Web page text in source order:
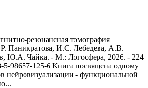
резонансная томография
Паникратова, И.С. Лебедева, А.В.
Ю.А. Чайка. - М.: Логосфера, 2026. - 224
5-98657-125-6 Книга посвящена одному
нейровизуализации - функциональной